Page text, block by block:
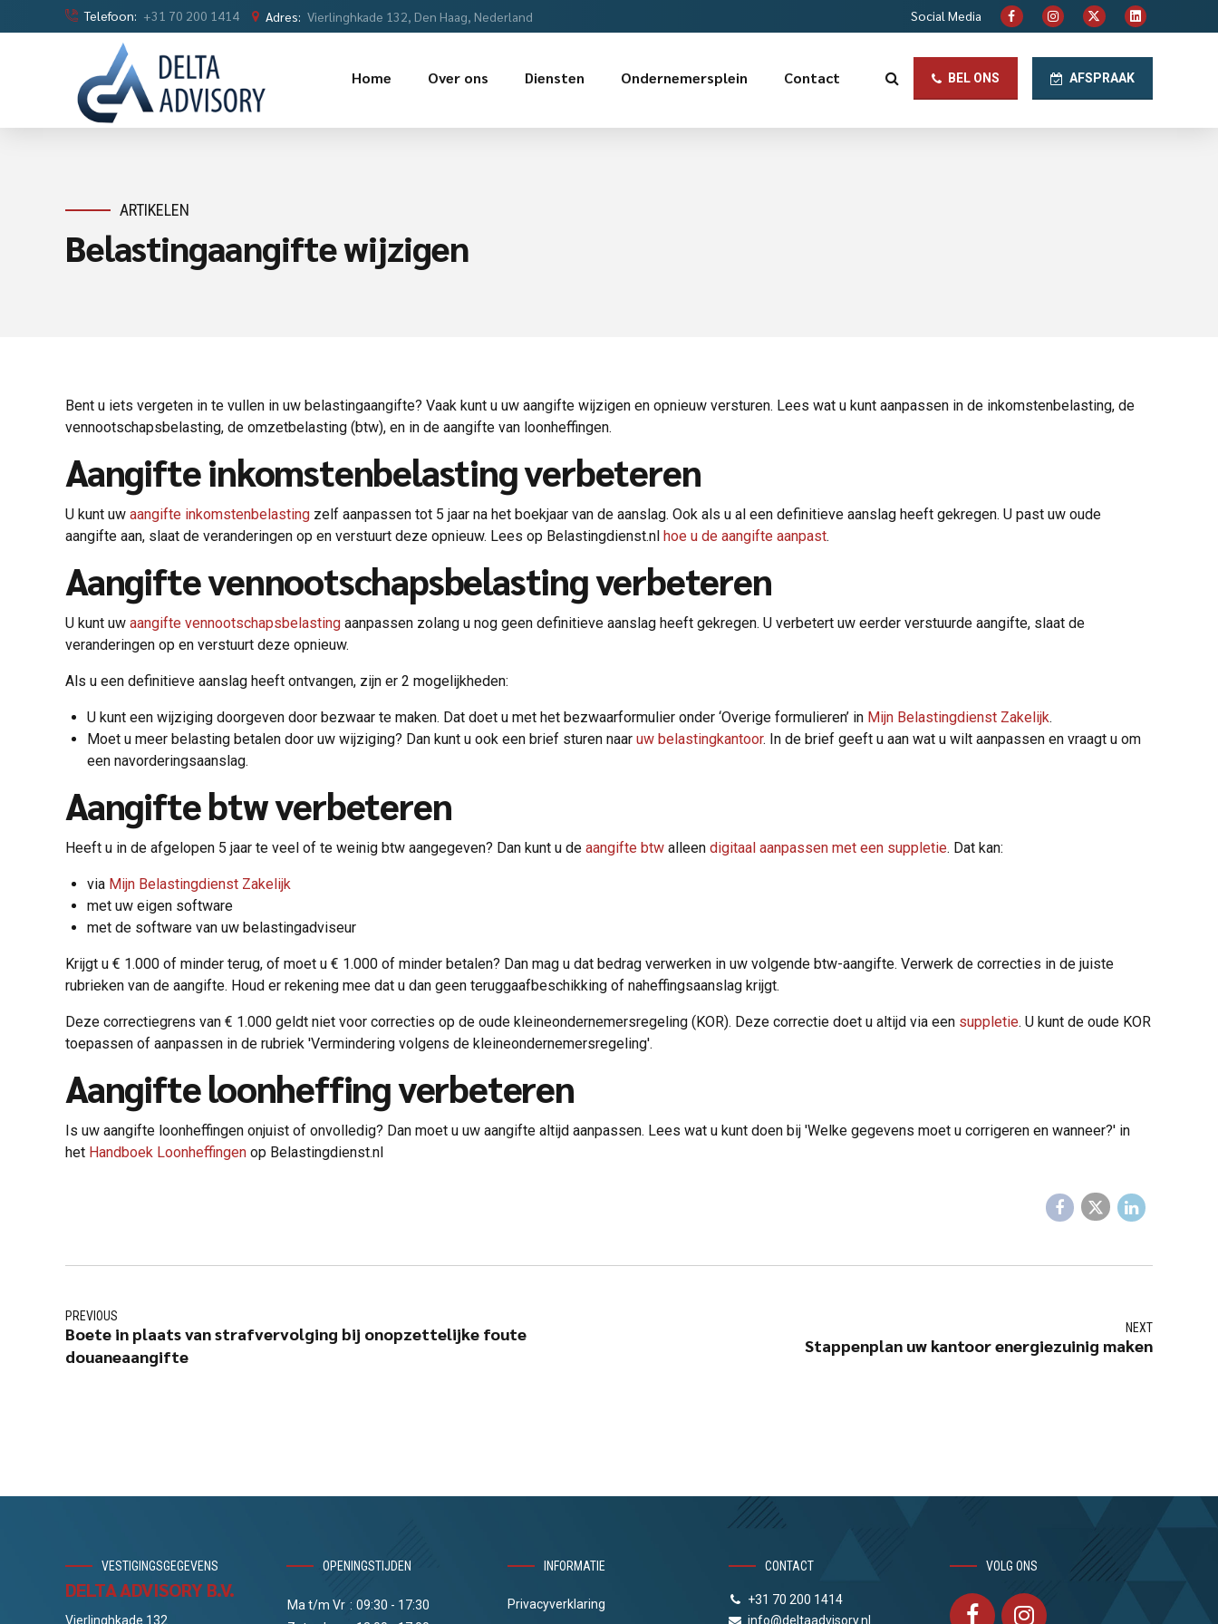
Telefoon: +31 70 200 1414 Adres: Vierlinghkade 132, Den Haag, Nederland Social Media
BEL ONS AFSPRAAK
Home Over ons Diensten Ondernemersplein Contact
ARTIKELEN
Belastingaangifte wijzigen
Bent u iets vergeten in te vullen in uw belastingaangifte? Vaak kunt u uw aangifte wijzigen en opnieuw versturen. Lees wat u kunt aanpassen in de inkomstenbelasting, de
vennootschapsbelasting, de omzetbelasting (btw), en in de aangifte van loonheffingen.
Aangifte inkomstenbelasting verbeteren
U kunt uw aangifte inkomstenbelasting zelf aanpassen tot 5 jaar na het boekjaar van de aanslag. Ook als u al een definitieve aanslag heeft gekregen. U past uw oude
aangifte aan, slaat de veranderingen op en verstuurt deze opnieuw. Lees op Belastingdienst.nl hoe u de aangifte aanpast.
Aangifte vennootschapsbelasting verbeteren
U kunt uw aangifte vennootschapsbelasting aanpassen zolang u nog geen definitieve aanslag heeft gekregen. U verbetert uw eerder verstuurde aangifte, slaat de
veranderingen op en verstuurt deze opnieuw.
Als u een definitieve aanslag heeft ontvangen, zijn er 2 mogelijkheden:
U kunt een wijziging doorgeven door bezwaar te maken. Dat doet u met het bezwaarformulier onder ‘Overige formulieren’ in Mijn Belastingdienst Zakelijk.
Moet u meer belasting betalen door uw wijziging? Dan kunt u ook een brief sturen naar uw belastingkantoor. In de brief geeft u aan wat u wilt aanpassen en vraagt u om
een navorderingsaanslag.
Aangifte btw verbeteren
Heeft u in de afgelopen 5 jaar te veel of te weinig btw aangegeven? Dan kunt u de aangifte btw alleen digitaal aanpassen met een suppletie. Dat kan:
via Mijn Belastingdienst Zakelijk
met uw eigen software
met de software van uw belastingadviseur
Krijgt u € 1.000 of minder terug, of moet u € 1.000 of minder betalen? Dan mag u dat bedrag verwerken in uw volgende btw-aangifte. Verwerk de correcties in de juiste
rubrieken van de aangifte. Houd er rekening mee dat u dan geen teruggaafbeschikking of naheffingsaanslag krijgt.
Deze correctiegrens van € 1.000 geldt niet voor correcties op de oude kleineondernemersregeling (KOR). Deze correctie doet u altijd via een suppletie. U kunt de oude KOR
toepassen of aanpassen in de rubriek 'Vermindering volgens de kleineondernemersregeling'.
Aangifte loonheffing verbeteren
Is uw aangifte loonheffingen onjuist of onvolledig? Dan moet u uw aangifte altijd aanpassen. Lees wat u kunt doen bij 'Welke gegevens moet u corrigeren en wanneer?' in
het Handboek Loonheffingen op Belastingdienst.nl
PREVIOUS
Boete in plaats van strafvervolging bij onopzettelijke foute
douaneaangifte
NEXT
Stappenplan uw kantoor energiezuinig maken
VESTIGINGSGEGEVENS
DELTA ADVISORY B.V.
Vierlinghkade 132
OPENINGSTIJDEN
Ma t/m Vr : 09:30 - 17:30
INFORMATIE
Privacyverklaring
CONTACT
+31 70 200 1414
info@deltaadvisory.nl
VOLG ONS